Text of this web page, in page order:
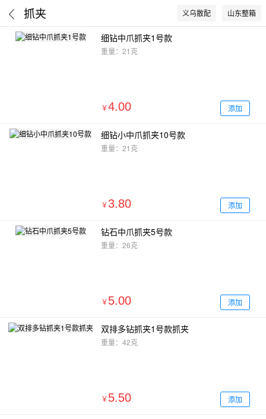
抓夹 义乌散配 山东整箱
细钻中爪抓夹1号款
重量：21克
￥4.00 添加
细钻小中爪抓夹10号款
重量：21克
￥ 3.80 添加
钻石中爪抓夹5号款
重量：26克
￥ 5.00 添加
双排多钻抓夹1号款抓夹
重量：42克
￥ 5.50 添加